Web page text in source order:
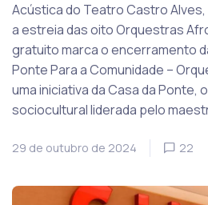
Acústica do Teatro Castro
a estreia das oito Orquestras
gratuito marca o encerramento
Ponte Para a Comunidade –
uma iniciativa da Casa da Ponte,
sociocultural liderada pelo
29 de outubro de 2024 22